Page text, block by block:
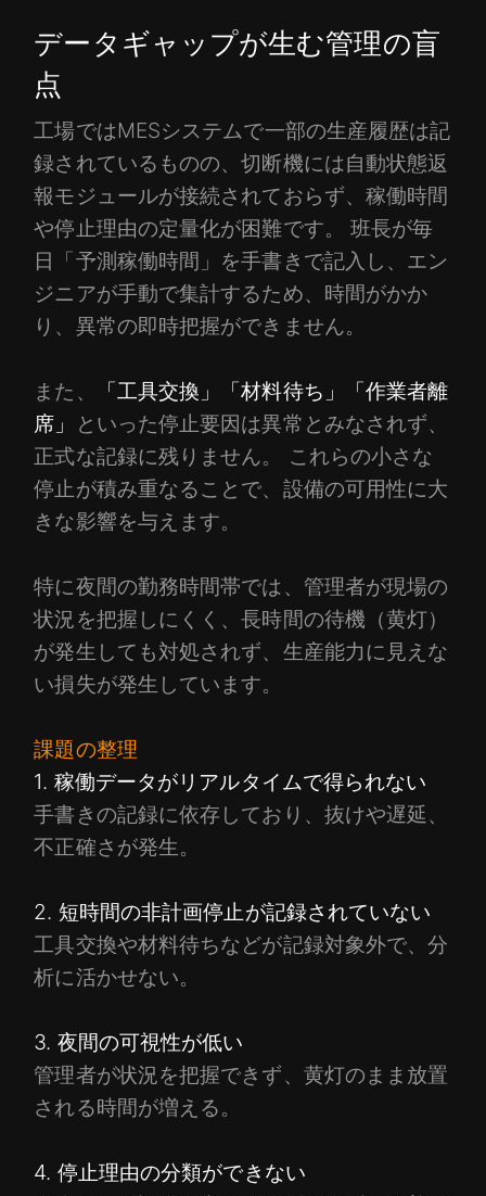
データギャップが生む管理の盲
点
工場ではMESシステムで一部の生産履歴は記
録されているものの、切断機には自動状態返
報モジュールが接続されておらず、稼働時間
や停止理由の定量化が困難です。 班長が毎
日「予測稼働時間」を手書きで記入し、エン
ジニアが手動で集計するため、時間がかか
り、異常の即時把握ができません。
また、
「工具交換」「材料待ち」「作業者離
席」
といった停止要因は異常とみなされず、
正式な記録に残りません。 これらの小さな
停止が積み重なることで、設備の可用性に大
きな影響を与えます。
特に夜間の勤務時間帯では、管理者が現場の
状況を把握しにくく、長時間の待機（黄灯）
が発生しても対処されず、生産能力に見えな
い損失が発生しています。
課題の整理
1. 稼働データがリアルタイムで得られない
手書きの記録に依存しており、抜けや遅延、
不正確さが発生。
2. 短時間の非計画停止が記録されていない
工具交換や材料待ちなどが記録対象外で、分
析に活かせない。
3. 夜間の可視性が低い
管理者が状況を把握できず、黄灯のまま放置
される時間が増える。
4. 停止理由の分類ができない